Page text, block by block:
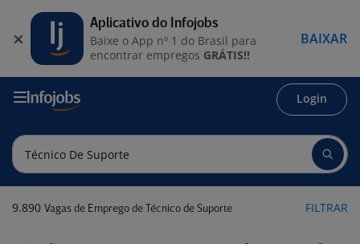
Login
9.890 Vagas de Emprego de Técnico de Suporte FILTRAR
Aplicativo do Infojobs
Baixe o App nº 1 do Brasil para
encontrar empregos GRÁTIS!!
BAIXAR